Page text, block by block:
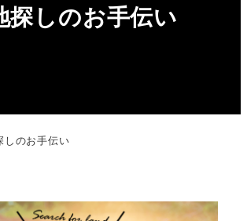
探しのお手伝い
しのお手伝い